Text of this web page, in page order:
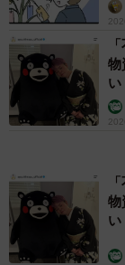
ざいます。加え
最適に見えます
してください」
同社公式サイト
Q・大きな地震
どうしたら安全
A・ピアノは重
物
い
物
い